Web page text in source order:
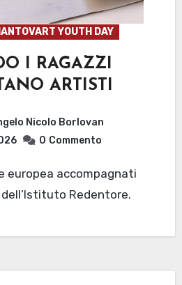
YOUTH DAY
I RAGAZZI
ARTISTI
Nicolo Borlovan
0 Commento
Redentore.